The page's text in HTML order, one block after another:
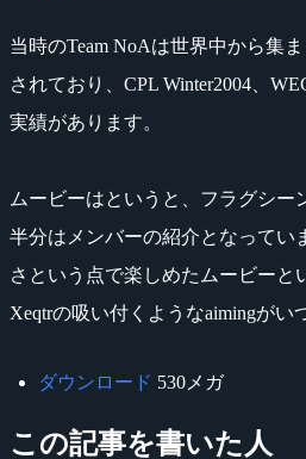
当時のTeam NoAは世界中から集
されており、CPL Winter2004、
実績があります。
ムービーはというと、フラグシー
半分はメンバーの紹介となってい
さという点で楽しめたムービーと
Xeqtrの吸い付くようなaimingがい
ダウンロード 530メガ
この記事を書いた人